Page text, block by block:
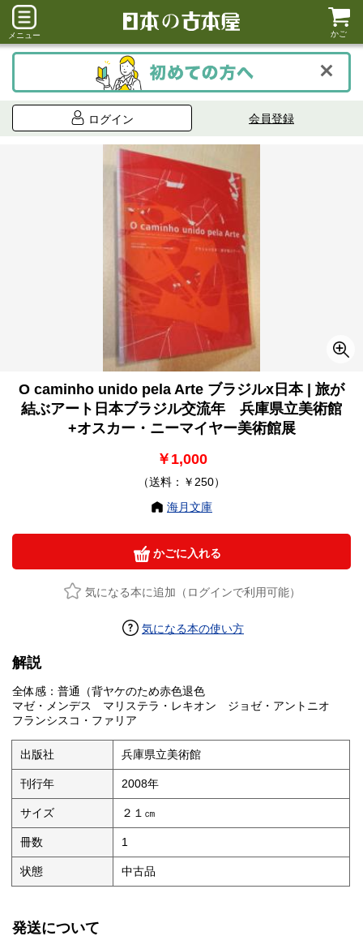
メニュー かご
ログイン 会員登録
O caminho unido pela Arte ブラジルx日本 | 旅が
結ぶアート日本ブラジル交流年 兵庫県立美術館
+オスカー・ニーマイヤー美術館展
￥1,000
（送料：￥250）
海月文庫
かごに入れる
気になる本に追加（ログインで利用可能）
気になる本の使い方
解説
全体感：普通（背ヤケのため赤色退色
マゼ・メンデス マリステラ・レキオン ジョゼ・アントニオ
フランシスコ・ファリア
出版社 兵庫県立美術館
刊行年 2008年
サイズ ２１㎝
冊数 1
状態 中古品
発送について